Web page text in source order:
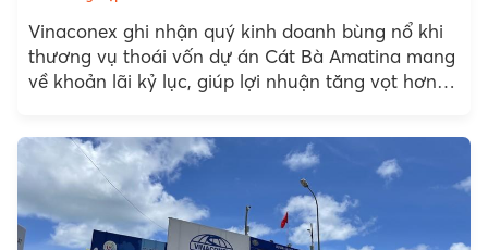
Vinaconex ghi nhận quý kinh doanh bùng nổ khi
thương vụ thoái vốn dự án Cát Bà Amatina mang
về khoản lãi kỷ lục, giúp lợi nhuận tăng vọt hơn